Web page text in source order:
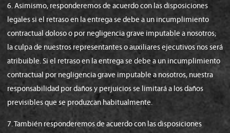
6. Asimismo, responderemos de acuerdo con las disposiciones
legales si el retraso en la entrega se debe a un incumplimiento
contractual doloso o por negligencia grave imputable a nosotros;
la culpa de nuestros representantes o auxiliares ejecutivos nos será
atribuible. Si el retraso en la entrega se debe a un incumplimiento
contractual por negligencia grave imputable a nosotros, nuestra
responsabilidad por daños y perjuicios se limitará a los daños
previsibles que se produzcan habitualmente.
7. También responderemos de acuerdo con las disposiciones